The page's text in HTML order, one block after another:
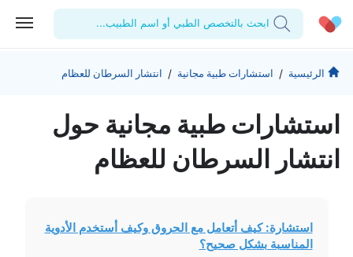
ابحث بالتخصص الطبي أو اسم الطبيب...
الحساب الشخصي
الوصفات الطبية
اختبارات المعمل
تسجيل الخروج
الشركة
المدونة
المقالات الطبية
الرئيسية / استشارات طبية مجانية / انتشار السرطان للعظام
استشارات طبیة مجانیة حول
انتشار السرطان للعظام
استشارة: كيف أتعامل مع الحروق وكيف أستخدم الأدوية
المناسبة بشكل صحيح؟